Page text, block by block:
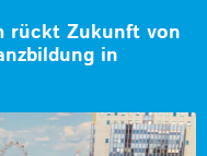
rückt Zukunft von
in